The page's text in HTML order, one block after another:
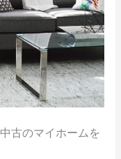
古のマイホームを